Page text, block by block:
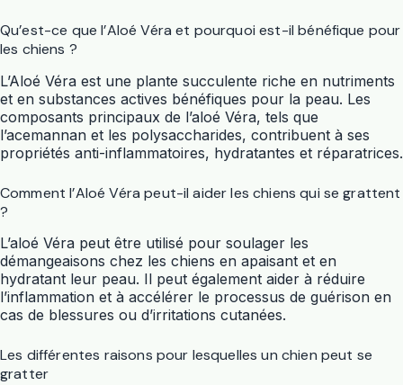
Qu’est-ce que l’Aloé Véra et pourquoi est-il bénéfique pour
les chiens ?
L’Aloé Véra est une plante succulente riche en nutriments
et en substances actives bénéfiques pour la peau. Les
composants principaux de l’aloé Véra, tels que
l’acemannan et les polysaccharides, contribuent à ses
propriétés anti-inflammatoires, hydratantes et réparatrices.
Comment l’Aloé Véra peut-il aider les chiens qui se grattent
?
L’aloé Véra peut être utilisé pour soulager les
démangeaisons chez les chiens en apaisant et en
hydratant leur peau. Il peut également aider à réduire
l’inflammation et à accélérer le processus de guérison en
cas de blessures ou d’irritations cutanées.
Les différentes raisons pour lesquelles un chien peut se
gratter